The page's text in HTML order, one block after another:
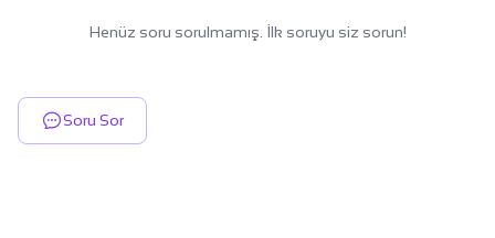
Henüz soru sorulmamış. İlk soruyu siz sorun!
Soru Sor